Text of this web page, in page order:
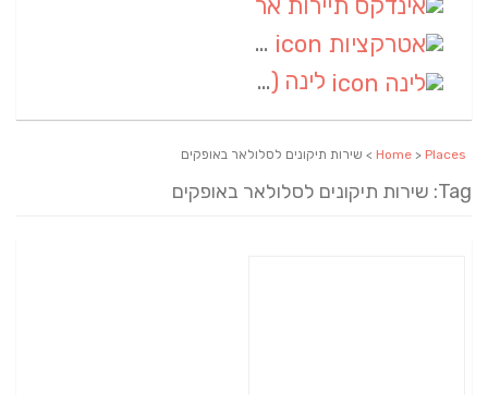
אטרקציות
לינה (1)
Home > Places > שירות תיקונים לסלולאר באופקים
Tag: שירות תיקונים לסלולאר באופקים